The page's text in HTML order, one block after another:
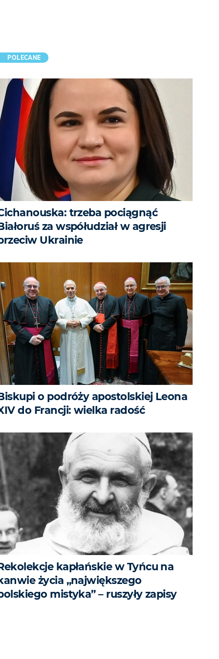
POLECANE
trzeba pociągnąć
za współudział w agresji
Ukrainie
o podróży apostolskiej Leona
do Francji: wielka radość
kapłańskie w Tyńcu na
życia „największego
mistyka” – ruszyły zapisy